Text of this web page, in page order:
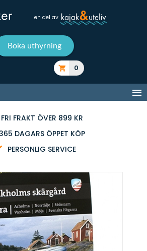
en del av
Boka uthyrning
0
FRI FRAKT ÖVER 899 KR
DAGARS ÖPPET KÖP
PERSONLIG SERVICE